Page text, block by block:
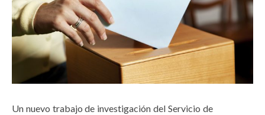
Un nuevo trabajo de investigación del Servicio de